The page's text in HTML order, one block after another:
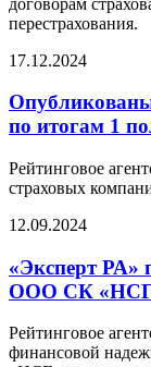
перестрахования.
17.12.2024
по итогам 1
Рейтинговое
страховых
12.09.2024
«Эксперт РА»
ООО СК
Рейтинговое
финансовой